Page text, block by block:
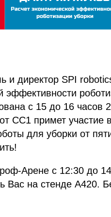
и директор SPI
с 15 до 16 часов
СС1 примет участие
для уборки от
Арене с 12:30 до
Вас на стенде А420.